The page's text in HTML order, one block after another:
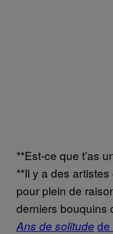
**Est-ce que t’as
**Il y a des
pour plein de
derniers bouquins
Ans de solitude de